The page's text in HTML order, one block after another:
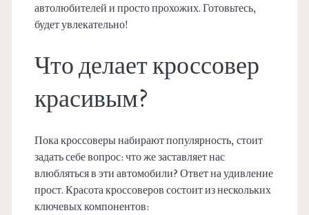
автолюбителей и просто прохожих. Готовьтесь,
будет увлекательно!
Что делает кроссовер
красивым?
Пока кроссоверы набирают популярность, стоит
задать себе вопрос: что же заставляет нас
влюбляться в эти автомобили? Ответ на удивление
прост. Красота кроссоверов состоит из нескольких
ключевых компонентов: